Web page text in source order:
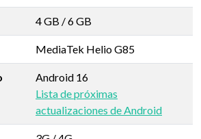
4 GB /6 GB
MediaTek Helio G85
Android 16
Lista de próximas
actualizaciones de Android